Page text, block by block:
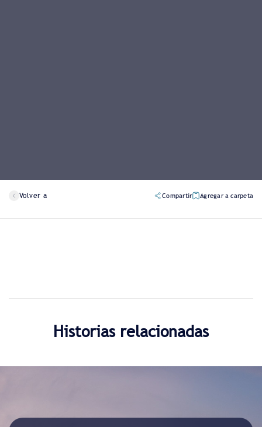
Volver a Compartir Agregar a carpeta
Historias relacionadas